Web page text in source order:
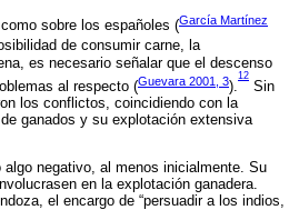
sobre los españoles (García Martínez
de consumir carne, la
es necesario señalar que el descenso
al respecto (Guevara 2001, 3).
12
Sin
los conflictos, coincidiendo con la
ganados y su explotación extensiva
negativo, al menos inicialmente. Su
en la explotación ganadera.
el encargo de “persuadir a los indios,